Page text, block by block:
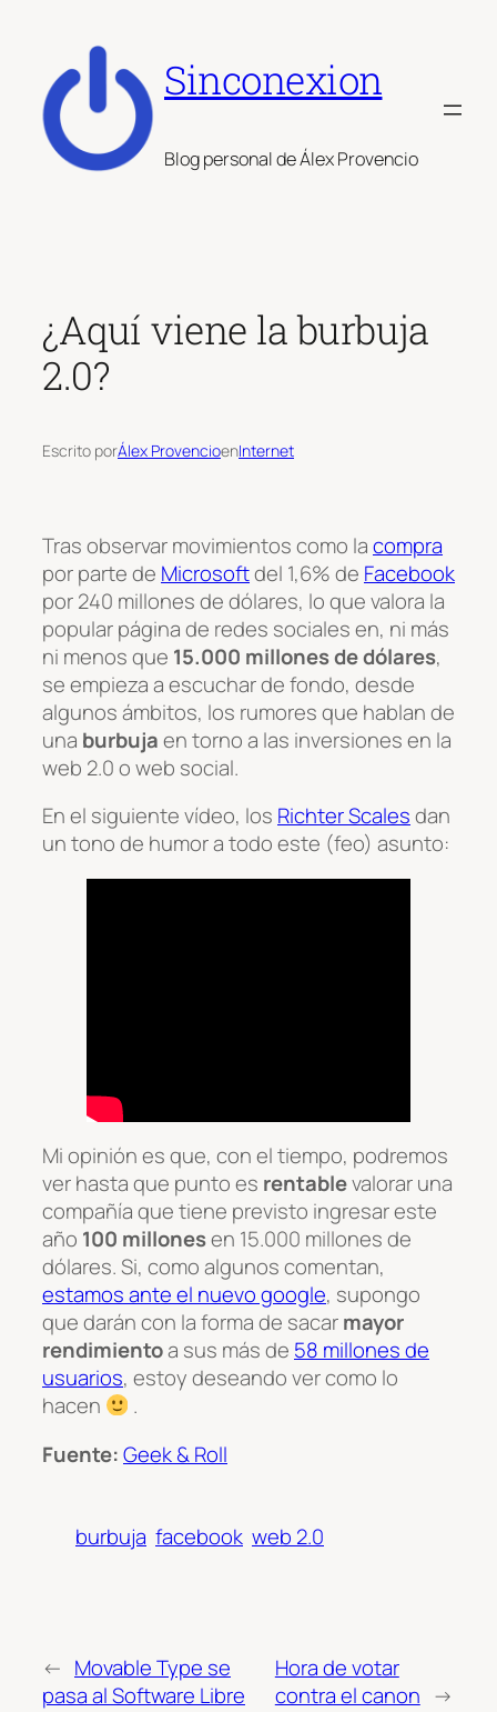
contenido
Sinconexion
Blog personal de Álex Provencio
¿Aquí viene la burbuja
2.0?
Escrito porÁlex ProvencioenInternet
Tras observar movimientos como lacompra
por parte de Microsoftdel 1,6% de Facebook
por 240 millones de dólares, lo que valora la
popular página de redes sociales en, ni más
ni menos que 15.000 millones de dólares,
se empieza a escuchar de fondo, desde
algunos ámbitos, los rumores que hablan de
una burbujaen torno a las inversiones en la
web 2.0 o web social.
En el siguiente vídeo, los Richter Scalesdan
un tono de humor a todo este (feo) asunto:
Mi opinión es que, con el tiempo, podremos
ver hasta que punto es rentablevalorar una
compañía que tiene previsto ingresar este
año 100 millonesen 15.000 millones de
dólares. Si, como algunos comentan,
estamos ante el nuevo google, supongo
que darán con la forma de sacarmayor
rendimientoa sus más de 58 millones de
usuarios, estoy deseando ver como lo
hacen
.
Fuente:Geek & Roll
burbuja facebook web 2.0
← Movable Type se
pasa al Software Libre
Hora de votar
contra el canon →